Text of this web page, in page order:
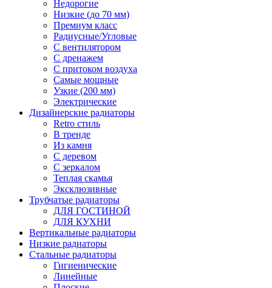
Недорогие
Низкие (до 70 мм)
Премиум класс
Радиусные/Угловые
С вентилятором
С дренажем
С притоком воздуха
Самые мощные
Узкие (200 мм)
Электрические
Дизайнерские радиаторы
Retro стиль
В тренде
Из камня
С деревом
С зеркалом
Теплая скамья
Эксклюзивные
Трубчатые радиаторы
ДЛЯ ГОСТИНОЙ
ДЛЯ КУХНИ
Вертикальные радиаторы
Низкие радиаторы
Стальные радиаторы
Гигиенические
Линейные